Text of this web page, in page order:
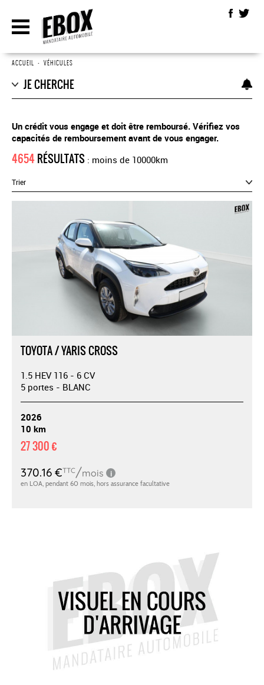
ACCUEIL • VÉHICULES
JE CHERCHE
Un crédit vous engage et doit être remboursé. Vérifiez vos
capacités de remboursement avant de vous engager.
4654RÉSULTATS : moins de 10000km
Trier
TOYOTA / YARIS CROSS
1.5 HEV 116 - 6 CV
5 portes - BLANC
2026
10 km
27 300 €